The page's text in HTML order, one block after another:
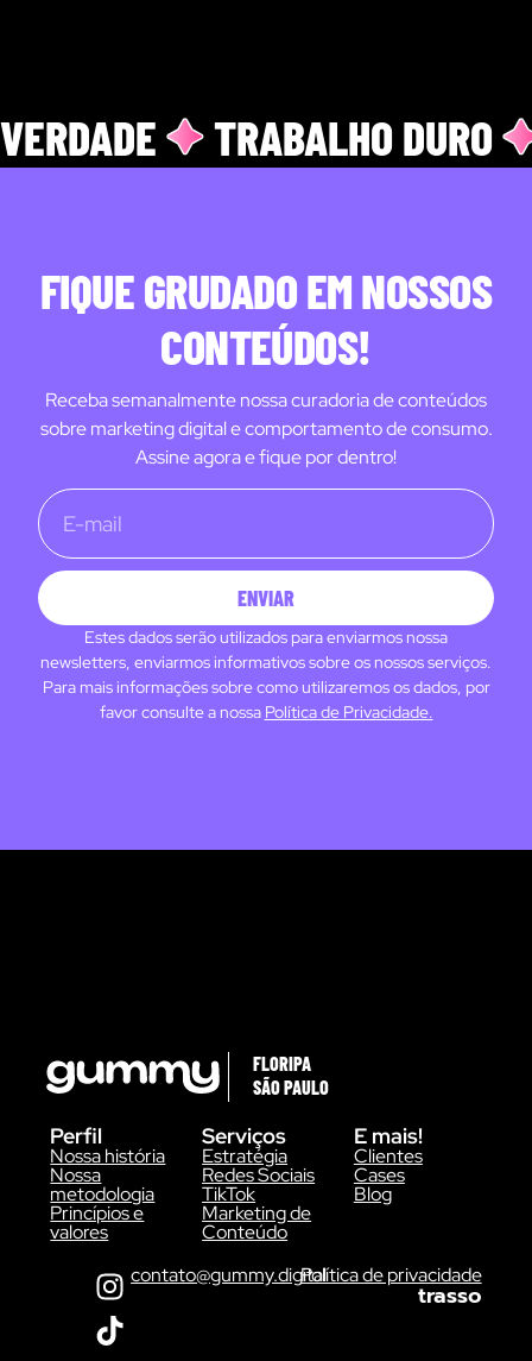
VERDADE TRABALHO DURO
FIQUE GRUDADO EM NOSSOS
CONTEÚDOS!
Receba semanalmente nossa curadoria de conteúdos
sobre marketing digital e comportamento de consumo.
Assine agora e fique por dentro!
ENVIAR
Estes dados serão utilizados para enviarmos nossa
newsletters, enviarmos informativos sobre os nossos serviços.
Para mais informações sobre como utilizaremos os dados, por
favor consulte a nossa Política de Privacidade.
FLORIPA
SÃO PAULO
Perfil
Nossa história
Nossa
metodologia
Princípios e
valores
Serviços
Estratégia
Redes Sociais
TikTok
Marketing de
Conteúdo
E mais!
Clientes
Cases
Blog
contato@gummy.digitalPolítica de privacidade
trasso